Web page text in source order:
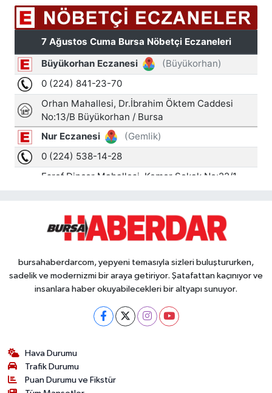
bursahaberdarcom, yepyeni temasıyla sizleri buluştururken,
sadelik ve modernizmi bir araya getiriyor. Şatafattan kaçınıyor ve
insanlara haber okuyabilecekleri bir altyapı sunuyor.
Hava Durumu
Trafik Durumu
Puan Durumu ve Fikstür